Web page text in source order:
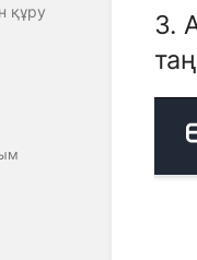
құру
3.